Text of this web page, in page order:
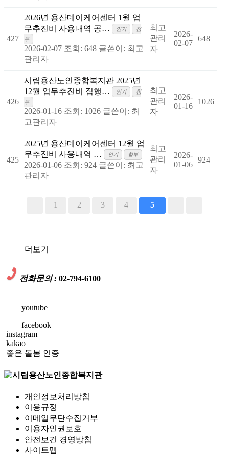
427
2026년 용산데이케어센터 1월 업
무추진비 사용내역 공…
인기
첨
부
2026-02-07 조회: 648 글쓴이: 최고
관리자
최고
관리
자
2026-
02-07
648
426
시립용산노인종합복지관 2025년
12월 업무추진비 집행…
인기
첨
부
2026-01-16 조회: 1026 글쓴이: 최
고관리자
최고
관리
자
2026-
01-16
1026
425
2025년 용산데이케어센터 12월 업
무추진비 사용내역 …
인기 첨부
2026-01-06 조회: 924 글쓴이: 최고
관리자
최고
관리
자
2026-
01-06
924
1 2 3 4 5
더보기
전화문의 : 02-794-6100
youtube
facebook
instagram
kakao
좋은 돌봄 인증
개인정보처리방침
이용규정
이메일무단수집거부
이용자인권보호
안전보건 경영방침
사이트맵